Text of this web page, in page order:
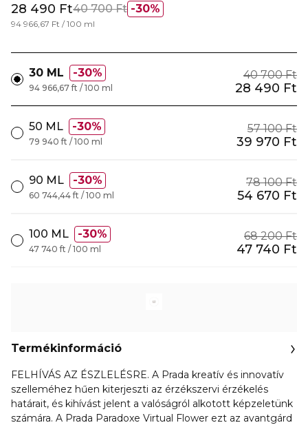
30%
28 490 Ft40 700 Ft
94 966,67 Ft / 100 ml
30 ML 30% 40 700 Ft
28 490 Ft
94 966,67 ft / 100 ml
50 ML 30% 57 100 Ft
39 970 Ft
79 940 ft / 100 ml
90 ML 30% 78 100 Ft
54 670 Ft
60 744,44 ft / 100 ml
100 ML 30% 68 200 Ft
47 740 Ft
47 740 ft / 100 ml
Termékinformáció
FELHÍVÁS AZ ÉSZLELÉSRE. A Prada kreatív és innovatív
szelleméhez hűen kiterjeszti az érzékszervi érzékelés
határait, és kihívást jelent a valóságról alkotott képzeletünk
számára. A Prada Paradoxe Virtual Flower ezt az avantgárd